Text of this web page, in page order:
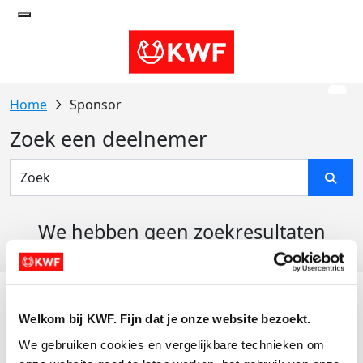
Welkom bij KWF. Fijn dat je onze website bezoekt.
We gebruiken cookies en vergelijkbare technieken om
Sponsor
Zoek een deelnemer
We hebben geen zoekresultaten
Actiematerialen
Evenementen